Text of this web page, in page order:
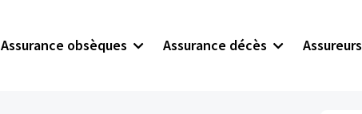
Assurance obsèques Assurance décès Assureurs